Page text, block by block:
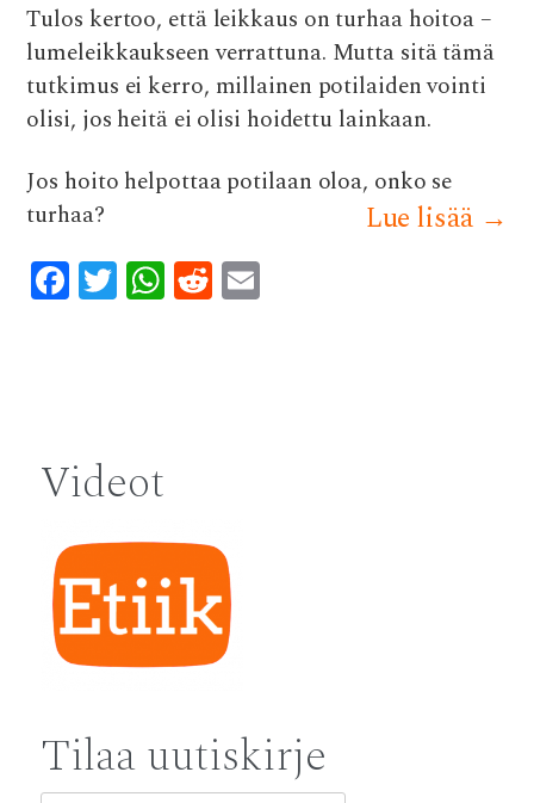
Tulos kertoo, että leikkaus on turhaa hoitoa –
lumeleikkaukseen verrattuna. Mutta sitä tämä
tutkimus ei kerro, millainen potilaiden vointi
olisi, jos heitä ei olisi hoidettu lainkaan.
Jos hoito helpottaa potilaan oloa, onko se
turhaa?
Lue lisää →
F
ac
o
k
T
w
W
h
R
e
navigation
Videot
Tilaa uutiskirje